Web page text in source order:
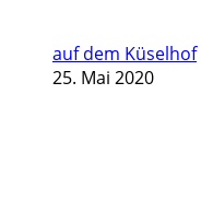
auf dem Küselhof
25. Mai 2020